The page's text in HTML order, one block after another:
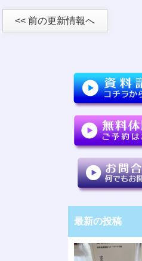
<< 前の更新情報へ
最新の投稿